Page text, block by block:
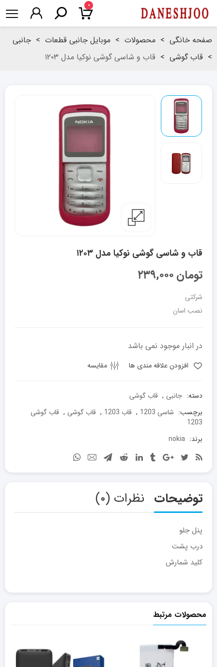
۰
صفحه خانگی > محصولات > موبایل جانبی قطعات > جانبی
> قاب گوشی > قاب و شاسی گوشی نوکیا مدل ۱۲۰۳
قاب و شاسی گوشی نوکیا مدل ۱۲۰۳
۲۳۹,۰۰۰تومان
شرکتی
نصب اسان
در انبار موجود نمی باشد
افزودن علاقه مندی ها مقایسه
دسته: جانبی , قاب گوشی
برچسب: شاسی 1203 , قاب 1203 , قاب گوشی , قاب گوشی
1203
برند: nokia
توضیحات نظرات (۰)
پنل جلو
درب پشت
کلید شمارش
محصولات مرتبط